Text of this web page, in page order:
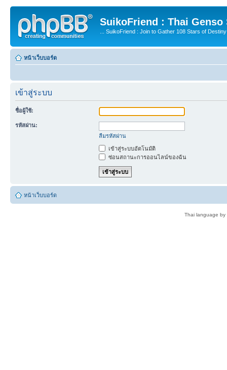
SuikoFriend : Thai Genso
... SuikoFriend : Join to Gather 108 Stars of
หน้าเว็บบอร์ด
เข้าสู่ระบบ
ชื่อผู้ใช้:
รหัสผ่าน:
ลืมรหัสผ่าน
เข้าสู่ระบบอัตโนมัติ
ซ่อนสถานะการออนไลน์ของฉัน
หน้าเว็บบอร์ด
Thai language by